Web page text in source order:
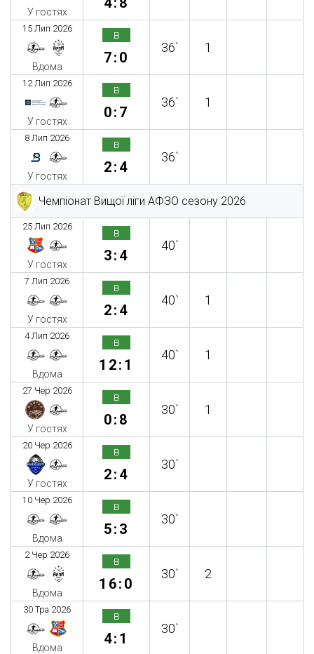
У гостях
15 Лип 2026
Вдома
в
7:0
36` 1
12 Лип 2026
У гостях
в
0:7
36` 1
8 Лип 2026
У гостях
в
2:4
36`
Чемпіонат Вищої ліги АФЗО сезону 2026
25 Лип 2026
У гостях
в
3:4
40`
7 Лип 2026
У гостях
в
2:4
40` 1
4 Лип 2026
Вдома
в
12:1
40` 1
27 Чер 2026
У гостях
в
0:8
30` 1
20 Чер 2026
У гостях
в
2:4
30`
10 Чер 2026
Вдома
в
5:3
30`
2 Чер 2026
Вдома
в
16:0
30` 2
30 Тра 2026
Вдома
в
4:1
30`